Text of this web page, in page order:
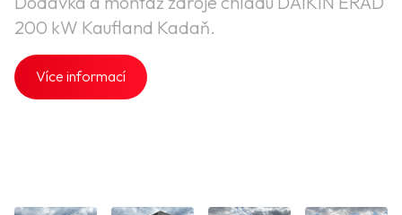
200 kW Kaufland Kadaň.
Více informací